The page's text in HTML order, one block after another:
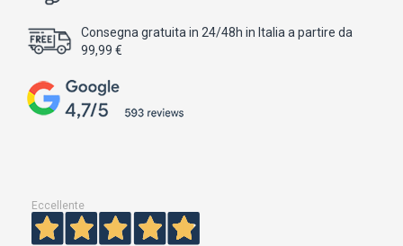
Consegna gratuita in 24/48h in Italia a partire da
99,99 €
Eccellente